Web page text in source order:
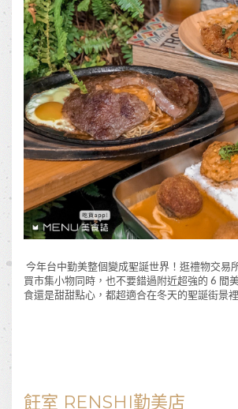
今年台中勤美整個變成聖誕世界！逛禮物交易
買市集小物同時，也不要錯過附近超強的 6 間
食還是甜甜點心，都超適合在冬天的聖誕街景
飪室 RENSHI勤美店